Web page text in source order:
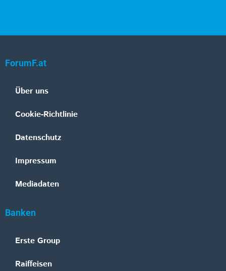
ForumF.at
Über uns
Cookie-Richtlinie
Datenschutz
Impressum
Mediadaten
Banken
Erste Group
Raiffeisen